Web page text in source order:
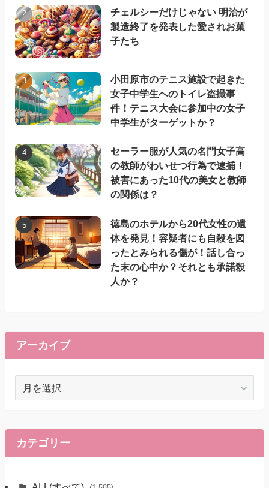
チェルシーだけじゃない 明治が
製造終了を発表した愛されお菓
子たち
小田原市のテニス施設で起きた
女子中学生へのトイレ盗撮事
件！テニス大会に参加中の女子
中学生がターゲットか？
セーラー服が人気の名門女子高
の教師がわいせつ行為で逮捕！
被害にあった10代の美女と教師
の関係は？
徳島のホテルから20代女性の遺
体を発見！容疑者にも自殺を図
ったとみられる傷が！話し合っ
た末の心中か？それとも承諾殺
人か？
アーカイブ
イ
ブ
カテゴリー